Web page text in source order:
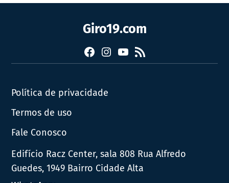
Giro19.com
FacebookInstagram
YouTube
RSS
Política de privacidade
Termos de uso
Fale Conosco
Edifício Racz Center, sala 808 Rua Alfredo
Guedes, 1949 Bairro Cidade Alta